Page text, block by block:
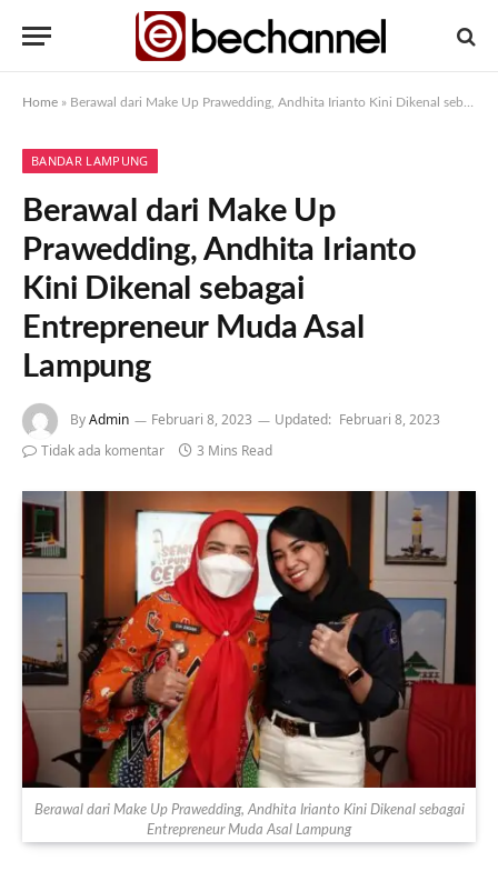
Home » Berawal dari Make Up Prawedding, Andhita Irianto Kini Dikenal sebagai Entrepreneur Muda Asal Lampung
BANDAR LAMPUNG
Berawal dari Make Up
Prawedding, Andhita Irianto
Kini Dikenal sebagai
Entrepreneur Muda Asal
Lampung
ByAdmin Februari 8, 2023 Updated: Februari 8, 2023
Tidak ada komentar
3 Mins Read
Berawal dari Make Up Prawedding, Andhita Irianto Kini Dikenal sebagai
Entrepreneur Muda Asal Lampung